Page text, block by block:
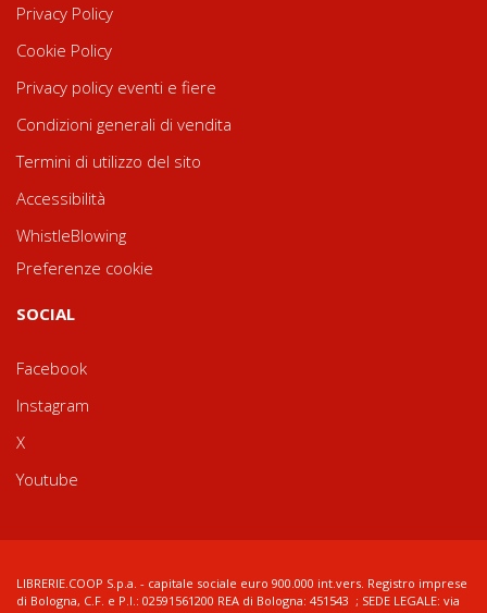
Privacy Policy
Cookie Policy
Privacy policy eventi e fiere
Condizioni generali di vendita
Termini di utilizzo del sito
Accessibilità
WhistleBlowing
Preferenze cookie
SOCIAL
Facebook
Instagram
X
Youtube
LIBRERIE.COOP S.p.a. - capitale sociale euro 900.000 int.vers. Registro imprese
di Bologna, C.F. e P.I.: 02591561200 REA di Bologna: 451543 ; SEDE LEGALE: via